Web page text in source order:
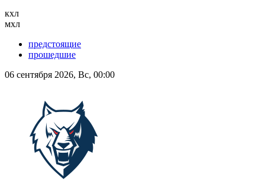
кхл
мхл
предстоящие
прошедшие
06 сентября 2026, Вс, 00:00